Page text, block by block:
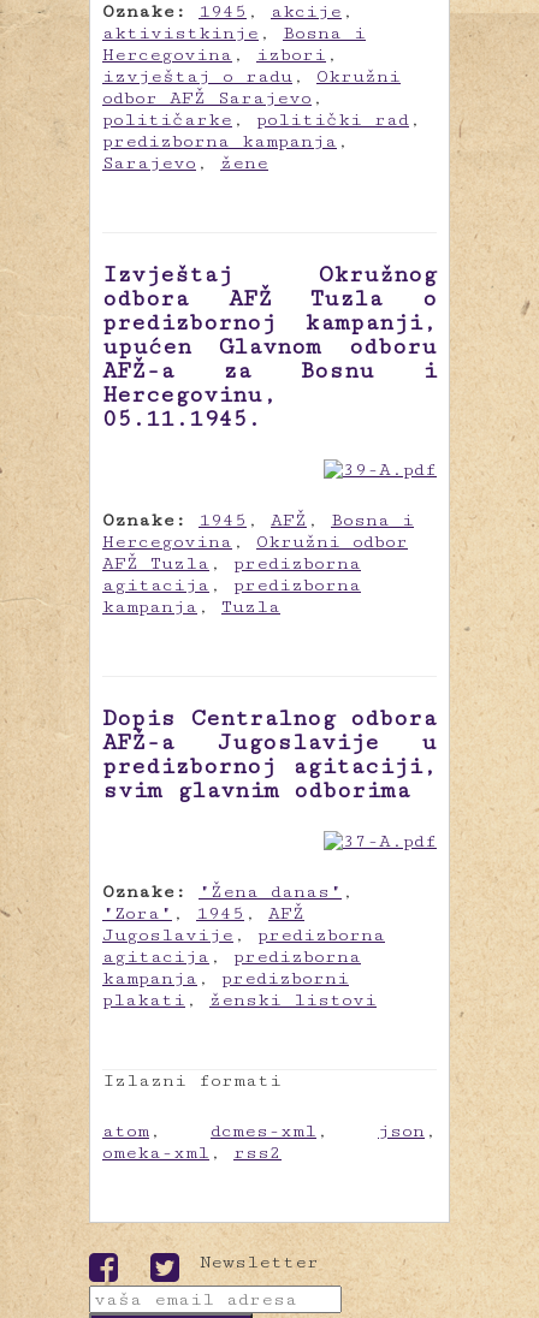
Oznake: 1945 , akcije ,
aktivistkinje , Bosna i
Hercegovina , izbori ,
izvještaj o radu , Okružni
odbor AFŽ Sarajevo ,
političarke , politički rad ,
predizborna kampanja ,
Sarajevo , žene
Izvještaj Okružnog
odbora AFŽ Tuzla o
predizbornoj kampanji,
upućen Glavnom odboru
AFŽ-a za Bosnu i
Hercegovinu,
05.11.1945.
Oznake: 1945 , AFŽ , Bosna i
Hercegovina , Okružni odbor
AFŽ Tuzla , predizborna
agitacija , predizborna
kampanja , Tuzla
Dopis Centralnog odbora
AFŽ-a Jugoslavije u
predizbornoj agitaciji,
svim glavnim odborima
Oznake: "Žena danas" ,
"Zora" , 1945 , AFŽ
Jugoslavije , predizborna
agitacija , predizborna
kampanja , predizborni
plakati , ženski listovi
Izlazni formati
atom , dcmes-xml , json ,
omeka-xml , rss2
Newsletter